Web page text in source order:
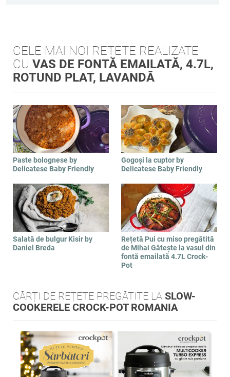
CELE MAI NOI REȚETE REALIZATE
CUVAS DE FONTĂ EMAILATĂ, 4.7L,
ROTUND PLAT, LAVANDĂ
Paste bolognese by
Delicatese Baby Friendly
Gogoși la cuptor by
Delicatese Baby Friendly
Salată de bulgur Kisir by
Daniel Breda
Rețetă Pui cu miso pregătită
de Mihai Gătește la vasul din
fontă emailată 4.7L Crock-
Pot
CĂRȚI DE REȚETE PREGĂTITE LASLOW-
COOKERELE CROCK-POT ROMANIA